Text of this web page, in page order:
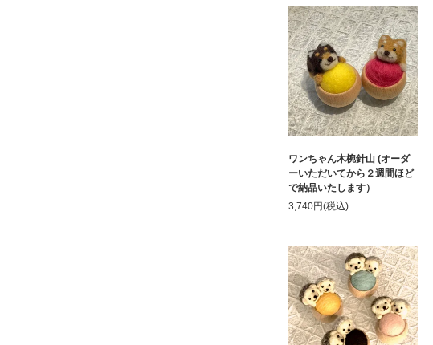
ワンちゃん木椀針山 (オーダ
ーいただいてから２週間ほど
で納品いたします）
3,740円(税込)